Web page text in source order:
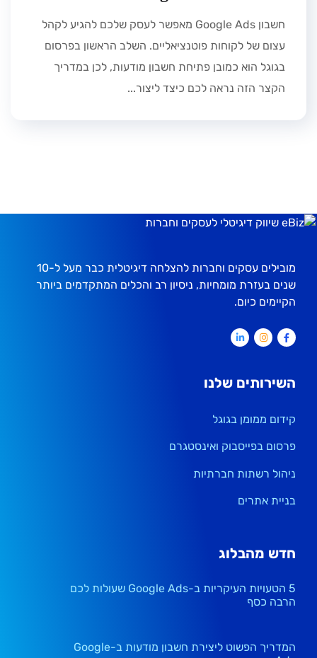
חשבון Google Ads מאפשר לעסק שלכם להגיע לקהל
עצום של לקוחות פוטנציאליים. השלב הראשון בפרסום
בגוגל הוא כמובן פתיחת חשבון מודעות, לכן במדריך
הקצר הזה נראה לכם כיצד ליצור...
מובילים עסקים וחברות להצלחה דיגיטלית כבר מעל ל-10
שנים בעזרת מומחיות, ניסיון רב והכלים המתקדמים ביותר
הקיימים כיום.
השירותים שלנו
קידום ממומן בגוגל
פרסום בפייסבוק ואינסטגרם
ניהול רשתות חברתיות
בניית אתרים
חדש מהבלוג
5 הטעויות העיקריות ב-Google Ads שעולות לכם
הרבה כסף
המדריך הפשוט ליצירת חשבון מודעות ב-Google